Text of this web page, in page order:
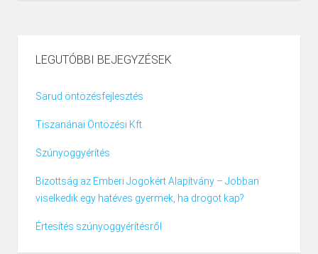
LEGUTÓBBI BEJEGYZÉSEK
Sarud öntözésfejlesztés
Tiszanánai Öntözési Kft.
Szúnyoggyérítés
Bizottság az Emberi Jogokért Alapítvány – Jobban
viselkedik egy hatéves gyermek, ha drogot kap?
Értesítés szúnyoggyérítésről